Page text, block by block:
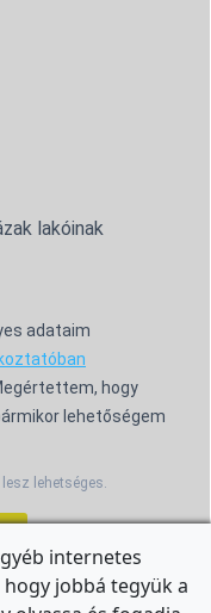
lakóinak
adataim
hogy
lehetőségem
lehetséges.
internetes
jobbá tegyük a